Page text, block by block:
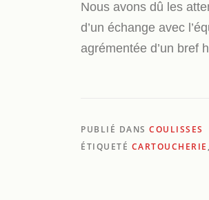
Nous avons dû les
d’un échange avec
agrémentée d’un bref
PUBLIÉ DANS COULISSES
ÉTIQUETÉ CARTOUCHERIE ,